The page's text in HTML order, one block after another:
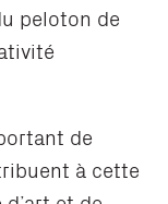
peloton de
de
à cette